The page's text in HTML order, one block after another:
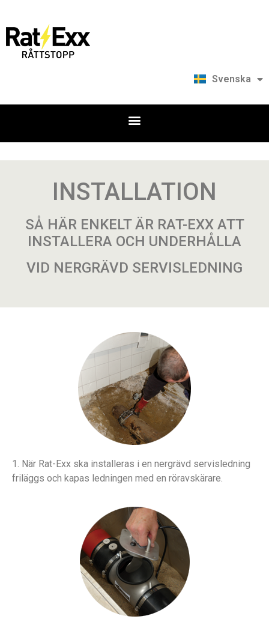
Svenska
Suomi
INSTALLATION
SÅ HÄR ENKELT ÄR RAT-EXX ATT
INSTALLERA OCH UNDERHÅLLA
VID NERGRÄVD SERVISLEDNING
1. När Rat-Exx ska installeras i en nergrävd servisledning
friläggs och kapas ledningen med en röravskärare.